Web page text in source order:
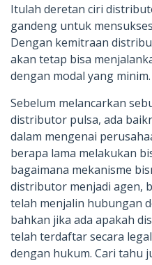
Itulah deretan ciri
gandeng untuk
Dengan kemitraan
akan tetap bisa
dengan modal yang minim.
Sebelum melancarkan
distributor pulsa, ada
dalam mengenai
berapa lama melakukan
bagaimana mekanisme
distributor menjadi agen,
telah menjalin hubungan
bahkan jika ada apakah
telah terdaftar secara
dengan hukum. Cari tahu